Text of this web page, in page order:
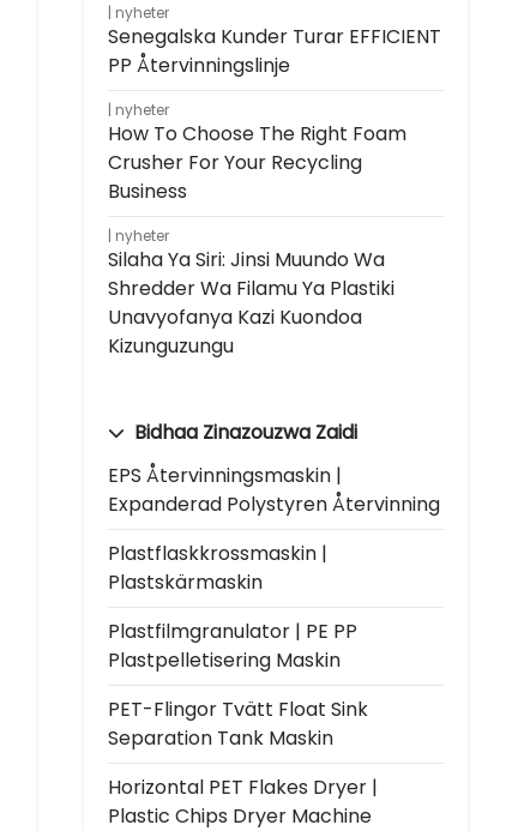
nyheter
Senegalska Kunder Turar EFFICIENT
PP Återvinningslinje
nyheter
How To Choose The Right Foam
Crusher For Your Recycling
Business
nyheter
Silaha Ya Siri: Jinsi Muundo Wa
Shredder Wa Filamu Ya Plastiki
Unavyofanya Kazi Kuondoa
Kizunguzungu
Bidhaa Zinazouzwa Zaidi
EPS Återvinningsmaskin |
Expanderad Polystyren Återvinning
Plastflaskkrossmaskin |
Plastskärmaskin
Plastfilmgranulator | PE PP
Plastpelletisering Maskin
PET-Flingor Tvätt Float Sink
Separation Tank Maskin
Horizontal PET Flakes Dryer |
Plastic Chips Dryer Machine